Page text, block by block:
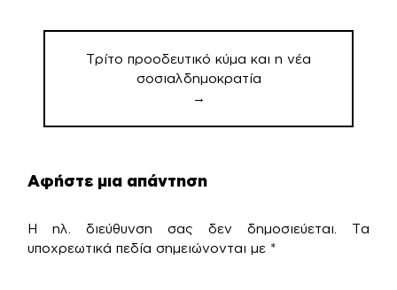
Τρίτο προοδευτικό κύμα και η νέα
σοσιαλδημοκρατία
→
Αφήστε μια απάντηση
Η ηλ. διεύθυνση σας δεν δημοσιεύεται.
Τα
υποχρεωτικά πεδία σημειώνονται με *